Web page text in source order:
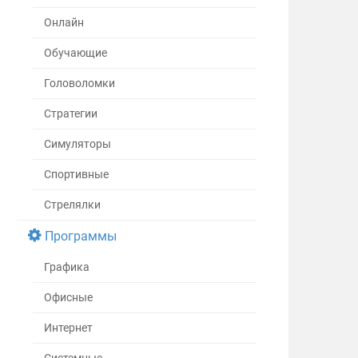
Онлайн
Обучающие
Головоломки
Стратегии
Симуляторы
Спортивные
Стрелялки
Программы
Графика
Офисные
Интернет